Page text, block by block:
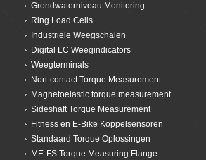
Grondwaterniveau Monitoring
Ring Load Cells
Industriële Weegschalen
Digital LC Weegindicators
Weegterminals
Non-contact Torque Measurement
Magnetoelastic torque measurement
Sideshaft Torque Measurement
Fitness en E-Bike Koppelsensoren
Standaard Torque Oplossingen
ME-FS Torque Measuring Flange